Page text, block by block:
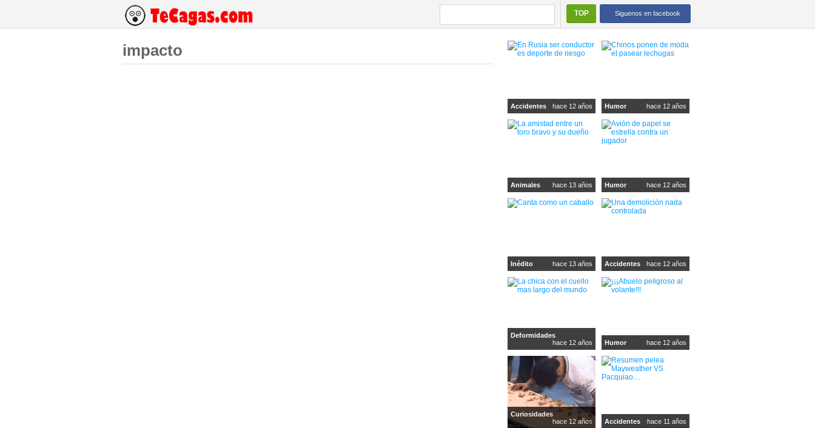
Siguenos en facebook
TOP
impacto
Accidentes hace 12 años Humor hace 12 años
Animales hace 13 años Humor hace 12 años
Inédito hace 13 años Accidentes hace 12 años
Deformidades
hace 12 años
Humor hace 12 años
Curiosidades
hace 12 años
Accidentes hace 11 años